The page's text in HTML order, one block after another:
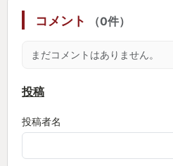
コメント （0件）
まだコメントはありません。
投稿
投稿者名